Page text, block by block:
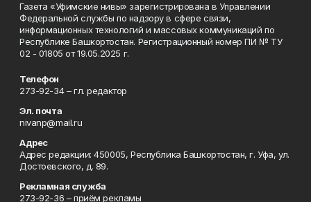
Газета «Уфимские нивы» зарегистрирована в Управлении
Федеральной службы по надзору в сфере связи,
информационных технологий и массовых коммуникаций по
Республике Башкортостан. Регистрационный номер ПИ № ТУ
02 - 01805 от 19.05.2025 г.
Телефон
273-92-34 – гл. редактор
Эл. почта
nivanp@mail.ru
Адрес
Адрес редакции: 450005, Республика Башкортостан, г. Уфа, ул.
Достоевского, д. 89.
Рекламная служба
273-92-36 – приём рекламы